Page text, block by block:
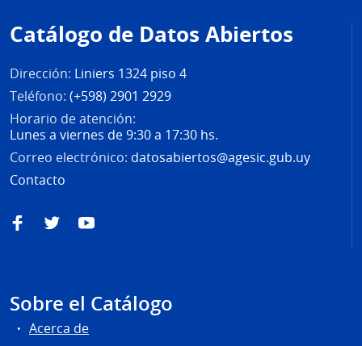
de
página
Catálogo de Datos Abiertos
Dirección: Liniers 1324 piso 4
Teléfono: (+598) 2901 2929
Horario de atención:
Lunes a viernes de 9:30 a 17:30 hs.
Correo electrónico: datosabiertos@agesic.gub.uy
Contacto
FacebookTwitterYouTube
Sobre el Catálogo
Acerca de